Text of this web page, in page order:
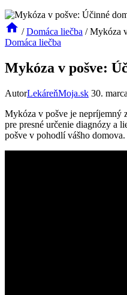
/ Domáca liečba / Mykóza
Domáca liečba
Mykóza v pošve:
AutorLekáreňMoja.sk 30.
Mykóza v pošve je nepríjemný
pre presné určenie diagnózy a
pošve v pohodlí vášho domova.